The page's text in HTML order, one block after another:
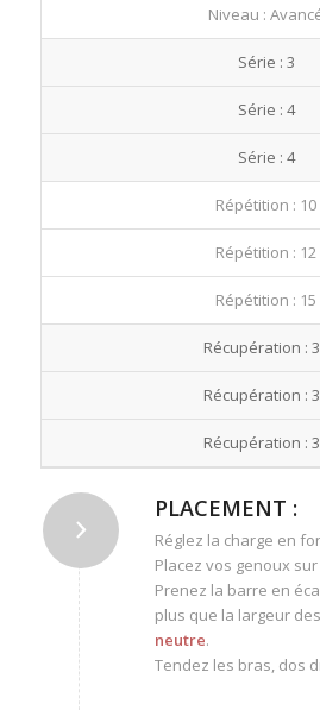
Niveau :
Série : 3
Série : 4
Série : 4
Répétition : 10
Répétition : 12
Répétition : 15
Récupération :
Récupération :
Récupération :
PLACEMENT :
Réglez la charge en
Placez vos genoux
Prenez la barre en
plus que la largeur
neutre.
Tendez les bras, dos